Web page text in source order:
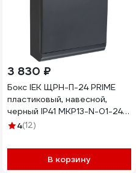
3 830 ₽
Бокс IEK ЩРН-П-24 PRIME
пластиковый, навесной,
черный IP41 MKP13-N-01-24-
41-K02
4(12)
В корзину